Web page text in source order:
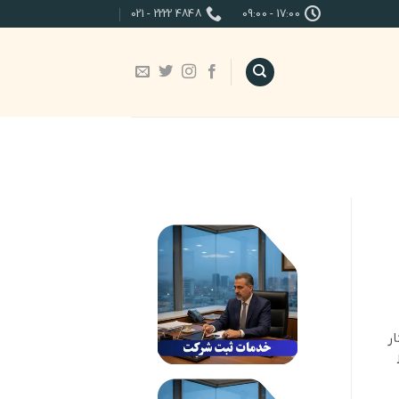
17:00 - 09:00
4848 2222 - 021